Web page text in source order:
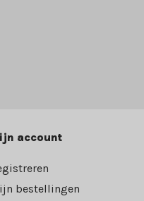
account
bestellingen